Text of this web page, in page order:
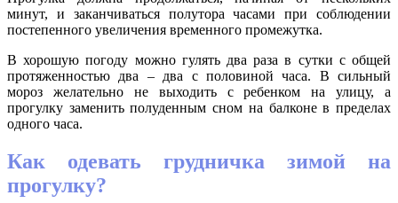
минут, и заканчиваться полутора часами при соблюдении
постепенного увеличения временного промежутка.
В хорошую погоду можно гулять два раза в сутки с общей
протяженностью два – два с половиной часа. В сильный
мороз желательно не выходить с ребенком на улицу, а
прогулку заменить полуденным сном на балконе в пределах
одного часа.
Как одевать грудничка зимой на
прогулку?